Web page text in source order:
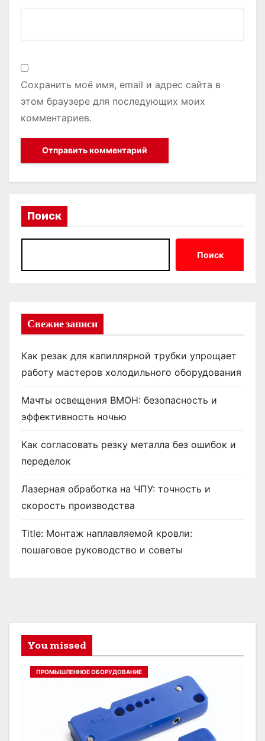
Сохранить моё имя, email и адрес сайта в
этом браузере для последующих моих
комментариев.
Поиск
Поиск
Свежие записи
Как резак для капиллярной трубки упрощает
работу мастеров холодильного оборудования
Мачты освещения ВМОН: безопасность и
эффективность ночью
Как согласовать резку металла без ошибок и
переделок
Лазерная обработка на ЧПУ: точность и
скорость производства
Title: Монтаж наплавляемой кровли:
пошаговое руководство и советы
You missed
ПРОМЫШЛЕННОЕ ОБОРУДОВАНИЕ